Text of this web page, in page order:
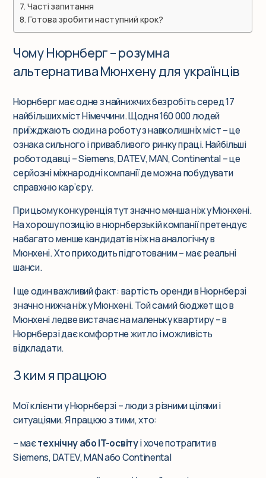
Часті запитання
Готова зробити наступний крок?
Чому Нюрнберг – розумна
альтернатива Мюнхену для українців
Нюрнберг має одне з найнижчих безробіть серед 17
найбільших міст Німеччини. Щодня 160 000 людей
приїжджають сюди на роботу з навколишніх міст – це
ознака сильного і привабливого ринку праці. Найбільші
роботодавці – Siemens, DATEV, MAN, Continental – це
серйозні міжнародні компанії де можна побудувати
справжню кар’єру.
При цьому конкуренція тут значно менша ніж у Мюнхені.
На хорошу позицію в нюрнберзькій компанії претендує
набагато менше кандидатів ніж на аналогічну в
Мюнхені. Хто приходить підготованим – має реальні
шанси.
І ще один важливий факт: вартість оренди в Нюрнберзі
значно нижча ніж у Мюнхені. Той самий бюджет що в
Мюнхені ледве вистачає на маленьку квартиру – в
Нюрнберзі дає комфортне житло і можливість
відкладати.
З ким я працюю
Мої клієнти у Нюрнберзі – люди з різними цілями і
ситуаціями. Я працюю з тими, хто:
– маєтехнічну або IT-освітуі хоче потрапити в
Siemens, DATEV, MAN або Continental